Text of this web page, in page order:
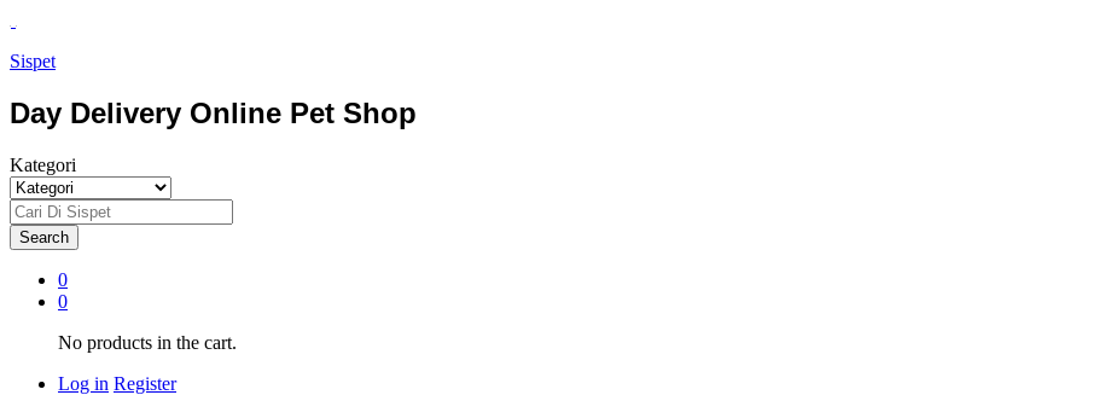
Sispet
Day Delivery Online Pet Shop
Kategori
Search
0
0
No products in the cart.
Log in Register